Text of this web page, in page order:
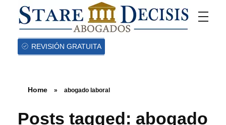
REVISIÓN GRATUITA
Home » abogado laboral
Posts tagged: abogado